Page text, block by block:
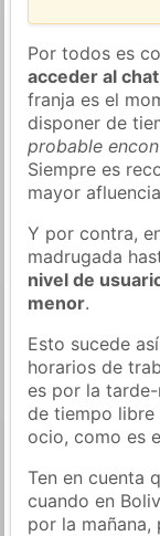
Por todos es
acceder al
franja es el
disponer de
probable
Siempre es
mayor
Y por contra,
madrugada
nivel de
menor.
Esto sucede
horarios de
es por la
de tiempo libre
ocio, como es
Ten en cuenta
cuando en
por la